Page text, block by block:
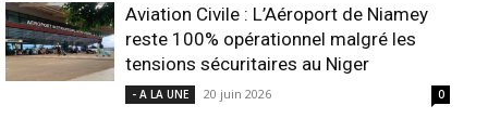
Aviation Civile : L’Aéroport de Niamey
reste 100% opérationnel malgré les
tensions sécuritaires au Niger
- A LA UNE 20 juin 2026 0